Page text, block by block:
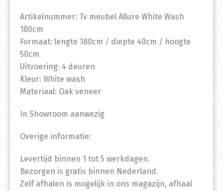
Artikelnummer: Tv meubel Allure White Wash
180cm
Formaat: lengte 180cm / diepte 40cm / hoogte
50cm
Uitvoering: 4 deuren
Kleur: White wash
Materiaal: Oak veneer
In Showroom aanwezig
Overige informatie:
Levertijd binnen 1 tot 5 werkdagen.
Bezorgen is gratis binnen Nederland.
Zelf afhalen is mogelijk in ons magazijn, afhaal